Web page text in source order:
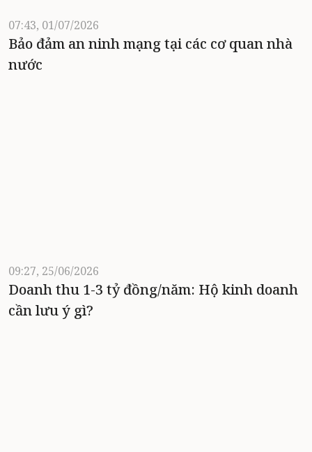
07:43, 01/07/2026
Bảo đảm an ninh mạng tại các cơ quan nhà
nước
09:27, 25/06/2026
Doanh thu 1-3 tỷ đồng/năm: Hộ kinh doanh
cần lưu ý gì?